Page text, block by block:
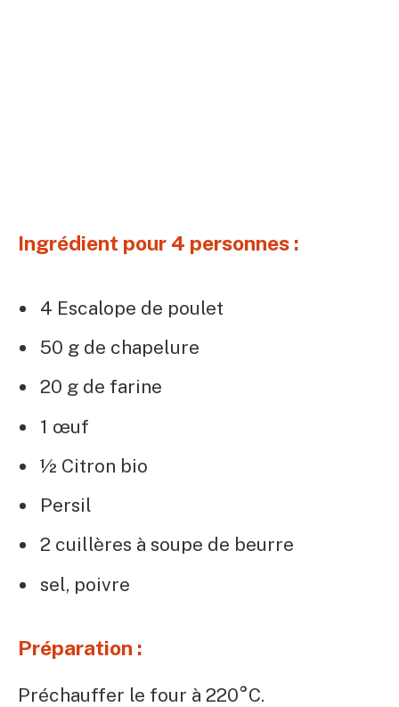
Ingrédient pour 4 personnes :
4 Escalope de poulet
50 g de chapelure
20 g de farine
1 œuf
½ Citron bio
Persil
2 cuillères à soupe de beurre
sel, poivre
Préparation :
Préchauffer le four à 220°C.